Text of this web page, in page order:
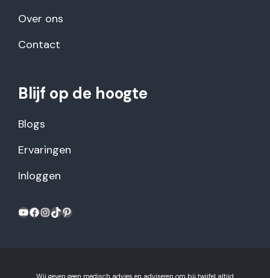
Over ons
Contact
Blijf op de hoogte
Blogs
Ervaringen
Inloggen
Wij geven geen medisch advies en adviseren om bij twijfel altijd